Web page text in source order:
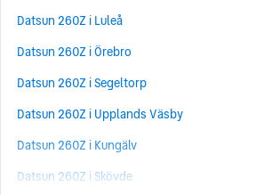
Datsun 260Z i Luleå
Datsun 260Z i Örebro
Datsun 260Z i Segeltorp
Datsun 260Z i Upplands Väsby
Datsun 260Z i Kungälv
Datsun 260Z i Skövde